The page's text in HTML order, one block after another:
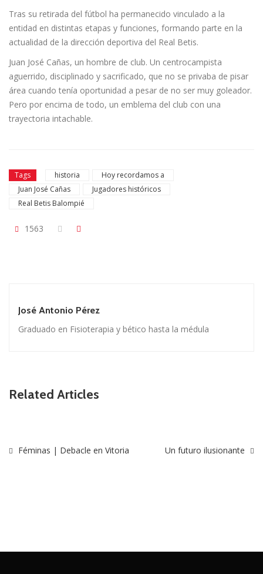
Tras su retirada del fútbol ha permanecido vinculado a la
entidad en distintas etapas y funciones, formando parte en la
actualidad de la dirección deportiva del Real Betis.
Juan José Cañas, un hombre de club. Un centrocampista
aguerrido, disciplinado y sacrificado, que no se privaba de pisar
área cuando tenía oportunidad a pesar de no ser muy goleador.
Pero por encima de todo, un emblema del club con una
trayectoria intachable.
Tags historia
Hoy recordamos a
Juan José Cañas
Jugadores históricos
Real Betis Balompié
1563
José Antonio Pérez
Graduado en Fisioterapia y bético hasta la médula
Related Articles
Féminas | Debacle en Vitoria Un futuro ilusionante